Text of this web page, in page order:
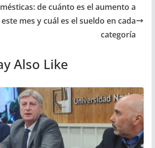
de cuánto es el aumento a
mes y cuál es el sueldo en cada
categoría
Also Like